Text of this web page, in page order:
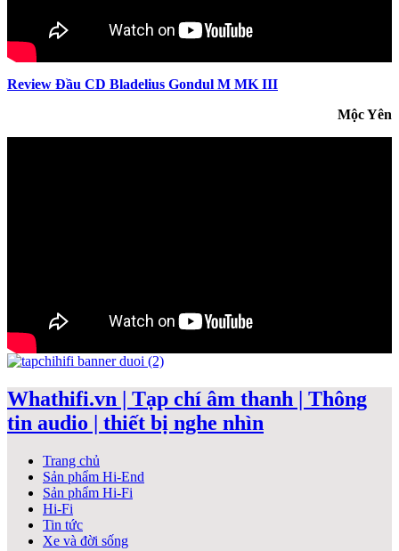
Review Đầu CD Bladelius Gondul M MK III
Mộc Yên
Whathifi.vn | Tạp chí âm thanh | Thông
tin audio | thiết bị nghe nhìn
Trang chủ
Sản phẩm Hi-End
Sản phẩm Hi-Fi
Hi-Fi
Tin tức
Xe và đời sống